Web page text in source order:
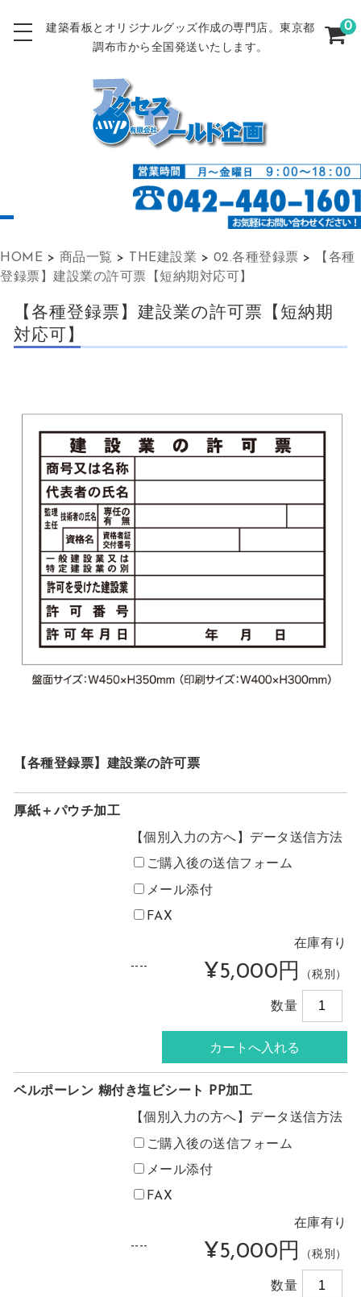
建築看板とオリジナルグッズ作成の専門店。東京都
調布市から全国発送いたします。
0
HOME > 商品一覧 > THE建設業 > 02.各種登録票 >
【各種
登録票】建設業の許可票【短納期対応可】
【各種登録票】建設業の許可票【短納期
対応可】
【各種登録票】建設業の許可票
厚紙＋パウチ加工
【個別入力の方へ】データ送信方法
ご購入後の送信フォーム
メール添付
FAX
在庫有り
¥5,000円 （税別）
----
数量
ベルポーレン 糊付き塩ビシート PP加工
【個別入力の方へ】データ送信方法
ご購入後の送信フォーム
メール添付
FAX
在庫有り
¥5,000円 （税別）
----
数量